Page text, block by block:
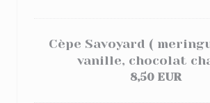
Cèpe Savoyard (
vanille, chocolat
8,50 EUR